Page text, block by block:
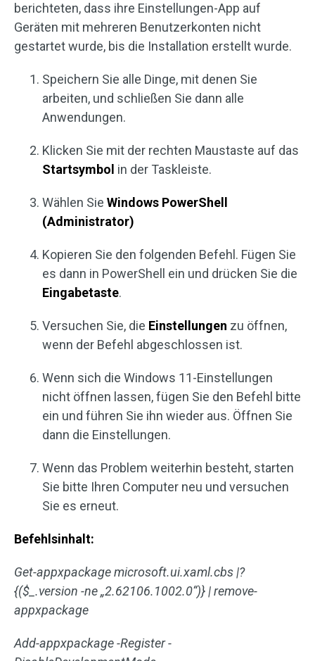
berichteten, dass ihre Einstellungen-App auf
Geräten mit mehreren Benutzerkonten nicht
gestartet wurde, bis die Installation erstellt wurde.
Speichern Sie alle Dinge, mit denen Sie
arbeiten, und schließen Sie dann alle
Anwendungen.
Klicken Sie mit der rechten Maustaste auf das
Startsymbol in der Taskleiste.
Wählen Sie Windows PowerShell
(Administrator)
Kopieren Sie den folgenden Befehl. Fügen Sie
es dann in PowerShell ein und drücken Sie die
Eingabetaste.
Versuchen Sie, die Einstellungen zu öffnen,
wenn der Befehl abgeschlossen ist.
Wenn sich die Windows 11-Einstellungen
nicht öffnen lassen, fügen Sie den Befehl bitte
ein und führen Sie ihn wieder aus. Öffnen Sie
dann die Einstellungen.
Wenn das Problem weiterhin besteht, starten
Sie bitte Ihren Computer neu und versuchen
Sie es erneut.
Befehlsinhalt:
Get-appxpackage microsoft.ui.xaml.cbs |?
{($_.version -ne „2.62106.1002.0“)} | remove-
appxpackage
Add-appxpackage -Register -